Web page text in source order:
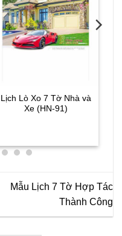
Lịch Lò Xo 7 Tờ Nhà và
Xe (HN-91)
Mẫu Lịch 7 Tờ Hợp Tác
Thành Công